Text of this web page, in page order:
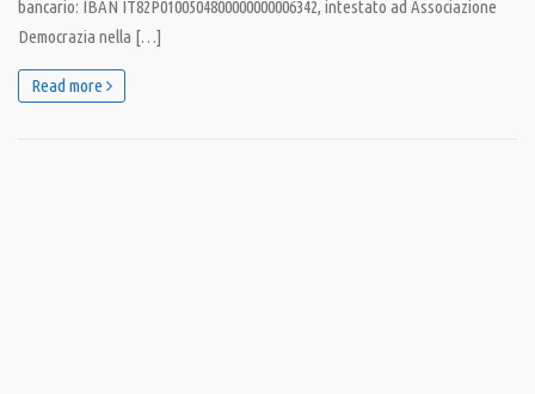
bancario: IBAN IT82P0100504800000000006342, intestato ad Associazione
Democrazia nella […]
Read more